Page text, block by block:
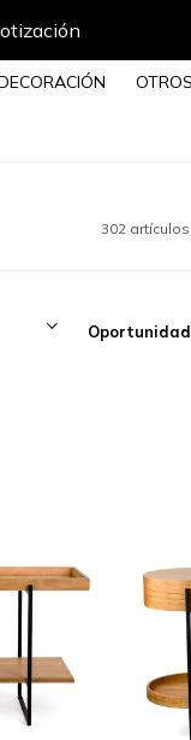
Envíos a todo el
302 artículos